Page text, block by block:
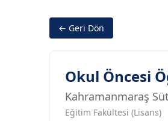
← Geri Dön
Okul Öncesi
Kahramanmaraş
Eğitim Fakültesi (Lisans)